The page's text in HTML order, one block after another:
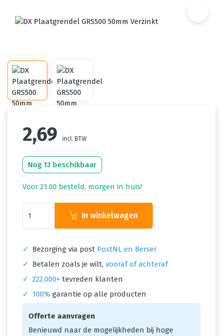
2,69 incl. BTW
Nog 13 beschikbaar
Voor 21.00 besteld, morgen in huis!
In winkelwagen
✓ Bezorging via post PostNL en Berser
✓
Betalen zoals je wilt, vooraf of achteraf
✓ 222.000+ tevreden klanten
✓
100% garantie op alle producten
Offerte aanvragen
Benieuwd naar de mogelijkheden bij hoge